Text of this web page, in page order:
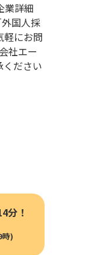
業詳細
国人採
軽にお問
社エー
ださい
分！
時)